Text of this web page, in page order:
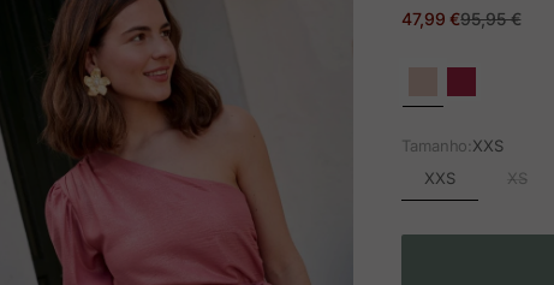
Preço em promoção
47,99 €Preço normal
95,95 €
Tamanho:XXS
XXS XS